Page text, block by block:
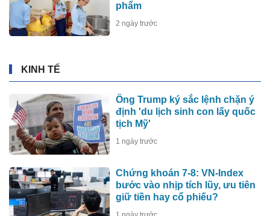
phẩm
2 ngày trước
KINH TẾ
Ông Trump ký sắc lệnh chặn ý
định 'du lịch sinh con lấy quốc
tịch Mỹ'
1 ngày trước
Chứng khoán 7-8: VN-Index
bước vào nhịp tích lũy, ưu tiên
giữ tiền hay cổ phiếu?